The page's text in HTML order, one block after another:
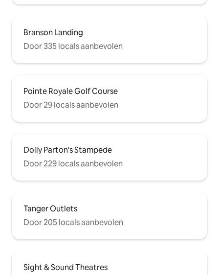
Branson Landing
Door 335 locals aanbevolen
Pointe Royale Golf Course
Door 29 locals aanbevolen
Dolly Parton's Stampede
Door 229 locals aanbevolen
Tanger Outlets
Door 205 locals aanbevolen
Sight & Sound Theatres